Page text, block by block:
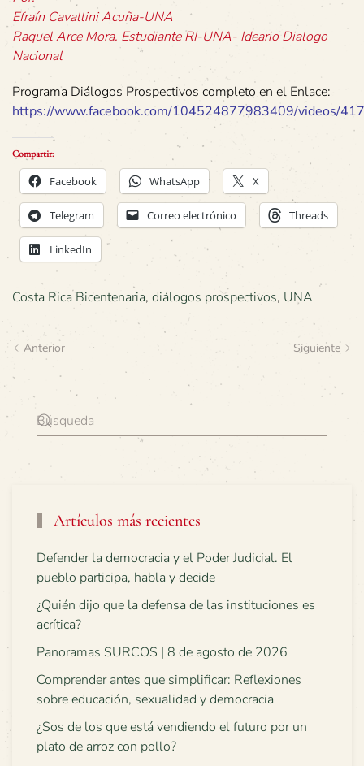
Efraín Cavallini Acuña-UNA
Raquel Arce Mora. Estudiante RI-UNA- Ideario Dialogo
Nacional
Programa Diálogos Prospectivos completo en el Enlace:
https://www.facebook.com/104524877983409/videos/
Compartir:
Facebook WhatsApp X
Telegram Correo electrónico Threads
LinkedIn
Costa Rica Bicentenaria, diálogos prospectivos, UNA
Anterior Siguiente
Artículos más recientes
Defender la democracia y el Poder Judicial. El
pueblo participa, habla y decide
¿Quién dijo que la defensa de las instituciones es
acrítica?
Panoramas SURCOS | 8 de agosto de 2026
Comprender antes que simplificar: Reflexiones
sobre educación, sexualidad y democracia
¿Sos de los que está vendiendo el futuro por un
plato de arroz con pollo?